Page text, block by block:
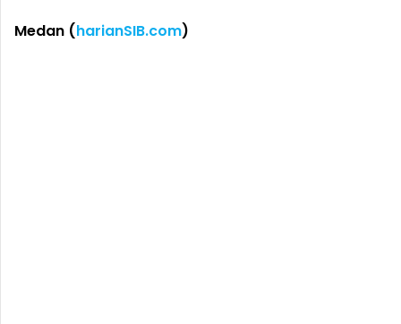
Medan (harianSIB.com)